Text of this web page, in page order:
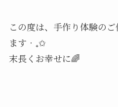
この度は、手作り体験の
ます‧₊✩
末長くお幸せに🌈